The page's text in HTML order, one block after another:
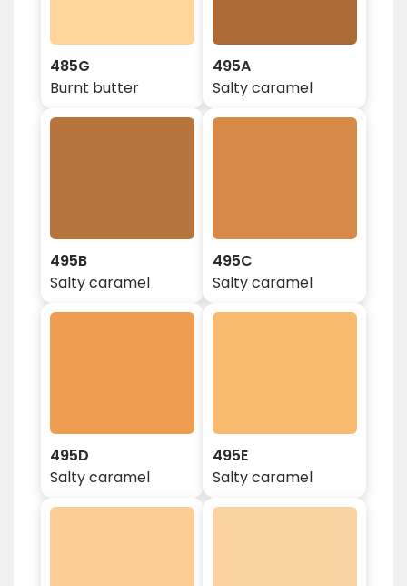
485G
Burnt butter
495A
Salty caramel
495B
Salty caramel
495C
Salty caramel
495D
Salty caramel
495E
Salty caramel